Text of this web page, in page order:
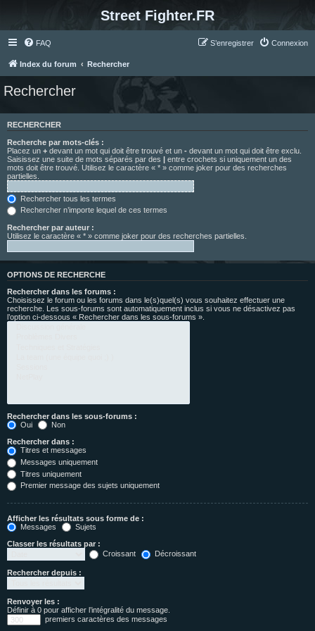
Street Fighter.FR
FAQ Connexion
S’enregistrer
Index du forum Rechercher
Rechercher
RECHERCHER
Recherche par mots-clés :
Placez un + devant un mot qui doit être trouvé et un - devant un mot qui doit être exclu.
Saisissez une suite de mots séparés par des | entre crochets si uniquement un des
mots doit être trouvé. Utilisez le caractère « * » comme joker pour des recherches
partielles.
Rechercher tous les termes
Rechercher n’importe lequel de ces termes
Rechercher par auteur :
Utilisez le caractère « * » comme joker pour des recherches partielles.
OPTIONS DE RECHERCHE
Rechercher dans les forums :
Choisissez le forum ou les forums dans le(s)quel(s) vous souhaitez effectuer une
recherche. Les sous-forums sont automatiquement inclus si vous ne désactivez pas
l’option ci-dessous « Rechercher dans les sous-forums ».
Rechercher dans les sous-forums :
Oui
Non
Rechercher dans :
Titres et messages
Messages uniquement
Titres uniquement
Premier message des sujets uniquement
Afficher les résultats sous forme de :
Messages
Sujets
Classer les résultats par :
Croissant
Décroissant
Rechercher depuis :
Renvoyer les :
Définir à 0 pour afficher l’intégralité du message.
premiers caractères des messages